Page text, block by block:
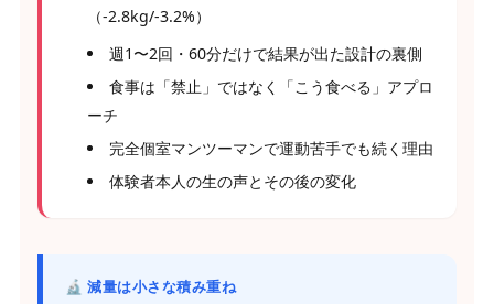
（-2.8kg/-3.2%）
週1〜2回・60分だけで結果が出た設計の裏側
食事は「禁止」ではなく「こう食べる」アプロ
ーチ
完全個室マンツーマンで運動苦手でも続く理由
体験者本人の生の声とその後の変化
🔬 減量は小さな積み重ね